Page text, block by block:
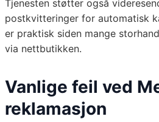
Tjenesten støtter også
postkvitteringer for automatisk
er praktisk siden mange
via nettbutikken.
Vanlige feil ved
reklamasjon